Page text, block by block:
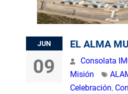
JUN
09
EL ALMA
Consolata
Misión
Celebración,